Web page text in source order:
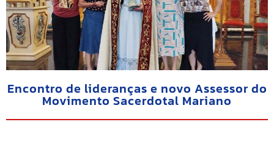
Encontro de lideranças e novo Assessor do
Movimento Sacerdotal Mariano